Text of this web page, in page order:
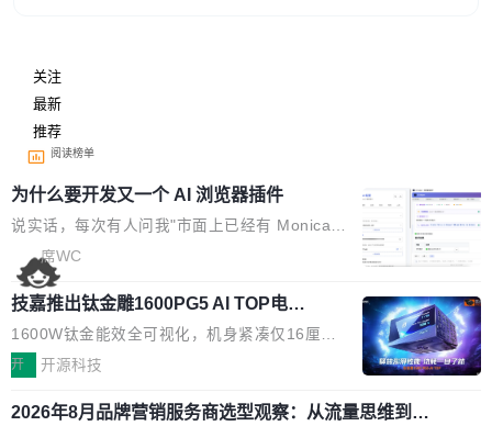
关注
最新
推荐
阅读榜单
为什么要开发又一个 AI 浏览器插件
说实话，每次有人问我"市面上已经有 Monica、
Sider、Copilot for Chrome 这些 AI 浏览器插件
了，你为什么还要再做一个"，我都觉得这个问题
问得好。 因为我自己也是从用户变成开发者的。
现有产品的天花板 我用过不少 AI 浏览器插件。
刚开始觉得都挺好——选中一段文字，弹出解
要。但用久了你会发现，它们本质上都是同一类
席WC
技嘉推出钛金雕1600PG5 AI TOP电
源：为发烧级主机与本地AI算力打造旗
舰供电方案
1600W钛金能效全可视化，机身紧凑仅16厘米
继2026台北电脑展首度亮相后，技嘉科技近日正
电源专为发烧级DIY主机与本地AI算力平台打
开 开源科技
2026年8月品牌营销服务商选型观察：从流量思维到品